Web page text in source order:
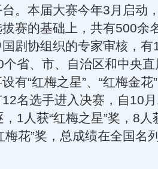
。本届大赛今年3月启动
赛的基础上，共有500余
剧协组织的专家审核，
个省、市、自治区和中央
有“红梅之星”、“红梅金花
名选手进入决赛，自10
1人获“红梅之星”奖，8人
梅花”奖，总成绩在全国名